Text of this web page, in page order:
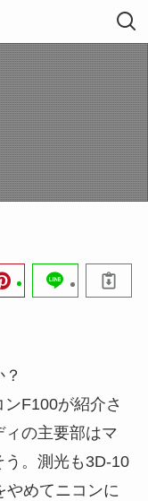
F100が紹介さ
の主要部はマ
う。測光も3D-10
やめてニコンに